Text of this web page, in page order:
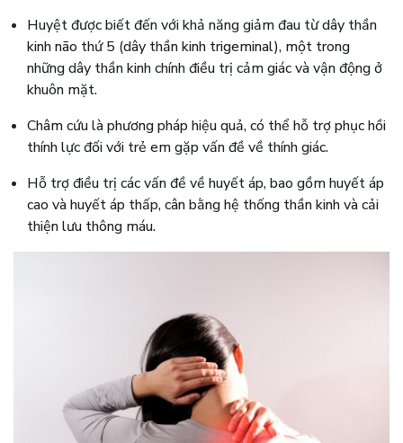
Huyệt được biết đến với khả năng giảm đau từ dây thần
kinh não thứ 5 (dây thần kinh trigeminal), một trong
những dây thần kinh chính điều trị cảm giác và vận động ở
khuôn mặt.
Châm cứu là phương pháp hiệu quả, có thể hỗ trợ phục hồi
thính lực đối với trẻ em gặp vấn đề về thính giác.
Hỗ trợ điều trị các vấn đề về huyết áp, bao gồm huyết áp
cao và huyết áp thấp, cân bằng hệ thống thần kinh và cải
thiện lưu thông máu.